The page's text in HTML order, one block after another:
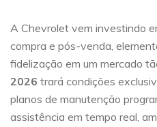
A Chevrolet vem investindo
compra e pós-venda,
fidelização em um mercado
2026 trará condições
planos de manutenção
assistência em tempo real,